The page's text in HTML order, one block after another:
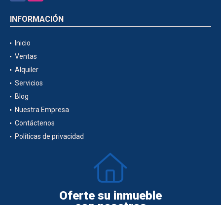
INFORMACIÓN
Inicio
Ventas
Alquiler
Servicios
Blog
Nuestra Empresa
Contáctenos
Políticas de privacidad
Oferte su inmueble